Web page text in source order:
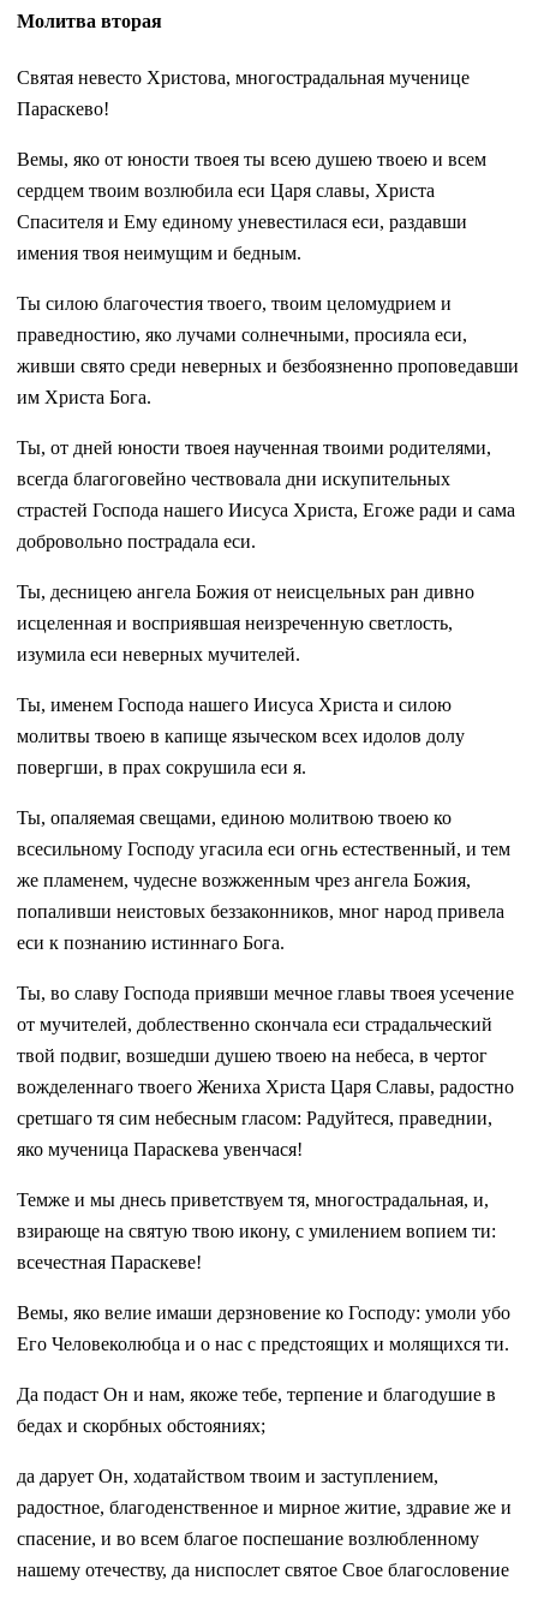
Молитва вторая
Святая невесто Христова, многострадальная мученице
Параскево!
Вемы, яко от юности твоея ты всею душею твоею и всем
сердцем твоим возлюбила еси Царя славы, Христа
Спасителя и Ему единому уневестилася еси, раздавши
имения твоя неимущим и бедным.
Ты силою благочестия твоего, твоим целомудрием и
праведностию, яко лучами солнечными, просияла еси,
живши свято среди неверных и безбоязненно проповедавши
им Христа Бога.
Ты, от дней юности твоея наученная твоими родителями,
всегда благоговейно чествовала дни искупительных
страстей Господа нашего Иисуса Христа, Егоже ради и сама
добровольно пострадала еси.
Ты, десницею ангела Божия от неисцельных ран дивно
исцеленная и восприявшая неизреченную светлость,
изумила еси неверных мучителей.
Ты, именем Господа нашего Иисуса Христа и силою
молитвы твоею в капище языческом всех идолов долу
повергши, в прах сокрушила еси я.
Ты, опаляемая свещами, единою молитвою твоею ко
всесильному Господу угасила еси огнь естественный, и тем
же пламенем, чудесне возжженным чрез ангела Божия,
попаливши неистовых беззаконников, мног народ привела
еси к познанию истиннаго Бога.
Ты, во славу Господа приявши мечное главы твоея усечение
от мучителей, доблественно скончала еси страдальческий
твой подвиг, возшедши душею твоею на небеса, в чертог
вожделеннаго твоего Жениха Христа Царя Славы, радостно
сретшаго тя сим небесным гласом: Радуйтеся, праведнии,
яко мученица Параскева увенчася!
Темже и мы днесь приветствуем тя, многострадальная, и,
взирающе на святую твою икону, с умилением вопием ти:
всечестная Параскеве!
Вемы, яко велие имаши дерзновение ко Господу: умоли убо
Его Человеколюбца и о нас с предстоящих и молящихся ти.
Да подаст Он и нам, якоже тебе, терпение и благодушие в
бедах и скорбных обстояниях;
да дарует Он, ходатайством твоим и заступлением,
радостное, благоденственное и мирное житие, здравие же и
спасение, и во всем благое поспешание возлюбленному
нашему отечеству, да ниспослет святое Свое благословение